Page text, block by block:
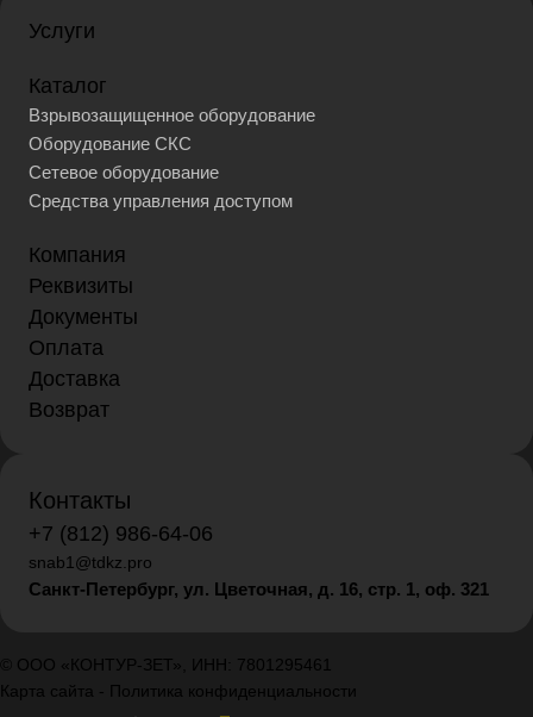
Услуги
Каталог
Взрывозащищенное оборудование
Оборудование СКС
Сетевое оборудование
Средства управления доступом
Компания
Реквизиты
Документы
Оплата
Доставка
Возврат
Контакты
+7 (812) 986-64-06
snab1@tdkz.pro
Санкт-Петербург, ул. Цветочная, д. 16, стр. 1, оф. 321
© ООО «КОНТУР-ЗЕТ», ИНН: 7801295461
Карта сайта - Политика конфиденциальности